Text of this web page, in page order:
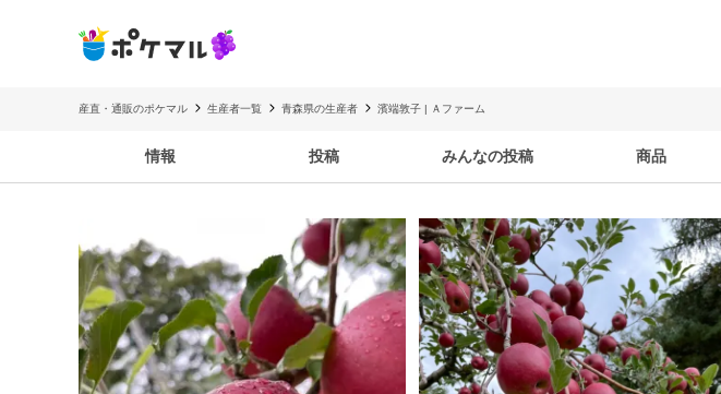
産直・通販のポケマル 生産者一覧 青森県の生産者 濱端敦子 | Ａファーム
情報 投稿 みんなの投稿 商品